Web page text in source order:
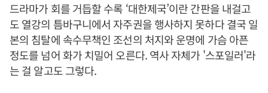
드라마가 회를 거듭할 수록 ‘대한제국’이란 간판을 내걸고
도 열강의 틈바구니에서 자주권을 행사하지 못하다 결국 일
본의 침탈에 속수무책인 조선의 처지와 운명에 가슴 아픈
정도를 넘어 화가 치밀어 오른다. 역사 자체가 '스포일러'라
는 걸 알고도 그렇다.